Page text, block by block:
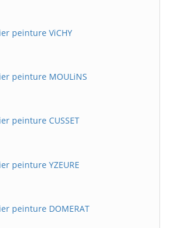
peinture ViCHY
peinture MOULiNS
peinture CUSSET
peinture YZEURE
peinture DOMERAT